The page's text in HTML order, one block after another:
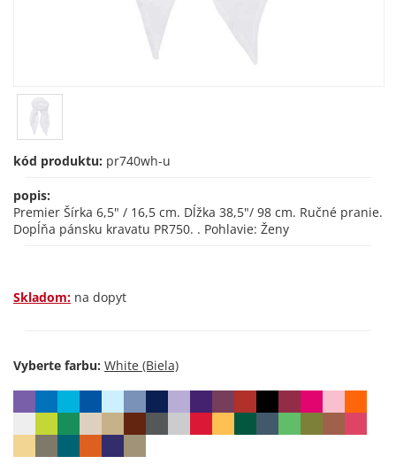
kód produktu: pr740wh-u
popis:
Premier Šírka 6,5" / 16,5 cm. Dĺžka 38,5"/ 98 cm. Ručné pranie.
Dopĺňa pánsku kravatu PR750. . Pohlavie: Ženy
Skladom: na dopyt
Vyberte farbu: